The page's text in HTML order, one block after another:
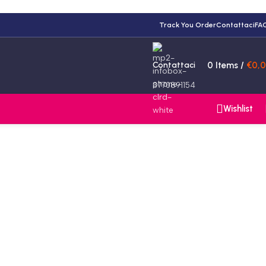
Track You OrderContattaci
Contattaci
3770891154
0 Items / €
Wishlist